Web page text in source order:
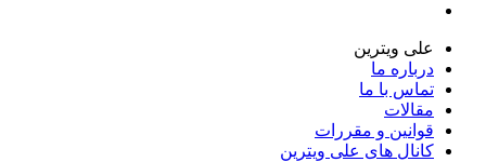
علی ویترین
درباره ما
تماس با ما
مقالات
قوانین و مقررات
کانال های علی ویترین